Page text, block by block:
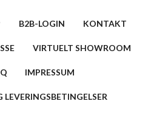
B2B-LOGIN KONTAKT
VIRTUELT SHOWROOM
IMPRESSUM
LEVERINGSBETINGELSER